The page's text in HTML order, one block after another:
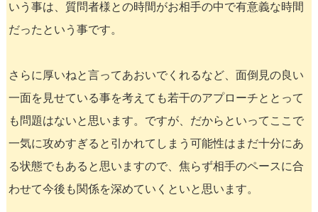
いう事は、質問者様との時間がお相手の中で有意義な時間
だったという事です。
さらに厚いねと言ってあおいでくれるなど、面倒見の良い
一面を見せている事を考えても若干のアプローチととって
も問題はないと思います。ですが、だからといってここで
一気に攻めすぎると引かれてしまう可能性はまだ十分にあ
る状態でもあると思いますので、焦らず相手のペースに合
わせて今後も関係を深めていくといと思います。